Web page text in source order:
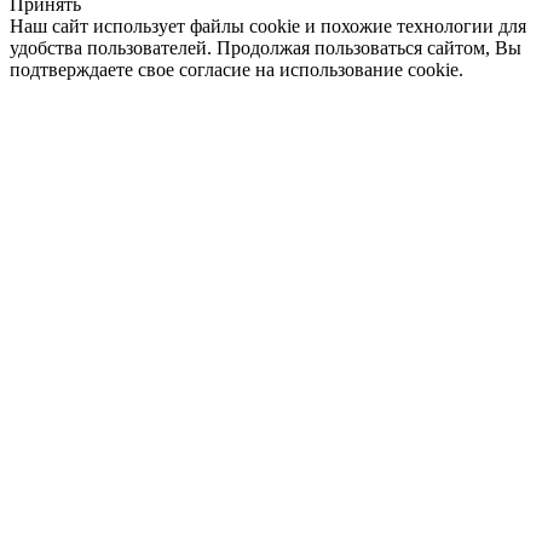
Наш сайт использует файлы cookie и похожие технологии для
удобства пользователей. Продолжая пользоваться сайтом, Вы
подтверждаете свое согласие на использование cookie.